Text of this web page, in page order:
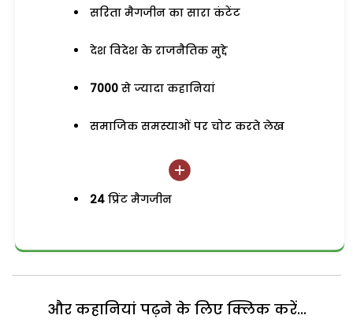
सरिता मैगजीन का सारा कंटेंट
देश विदेश के राजनैतिक मुद्दे
7000 से ज्यादा कहानियां
समाजिक समस्याओं पर चोट करते लेख
24 प्रिंट मैगजीन
और कहानियां पढ़ने के लिए क्लिक करें...